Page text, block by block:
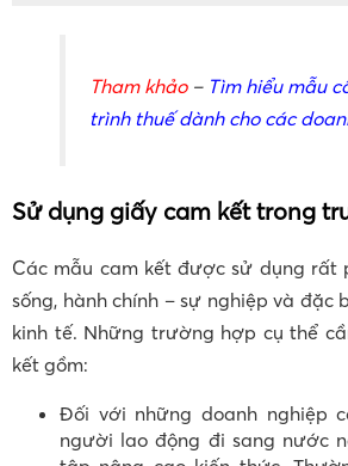
Tham khảo– Tìm hiểu mẫu
trình thuế dành cho các
Sử dụng giấy cam kết trong
Các mẫu cam kết được sử dụng rất
sống, hành chính – sự nghiệp và đặc
kinh tế. Những trường hợp cụ thể
kết gồm:
Đối với những doanh nghiệp
người lao động đi sang nước